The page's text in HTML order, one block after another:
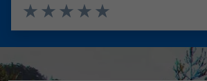
Valuta 5 stelle su 5
Valuta 4 stelle su 5
Valuta 3 stelle su 5
Valuta 2 stelle su 5
Valuta 1 stelle su 5